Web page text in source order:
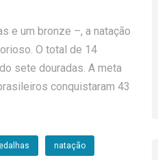
e um bronze –, a natação
O total de 14
sete douradas. A meta
conquistaram 43
natação